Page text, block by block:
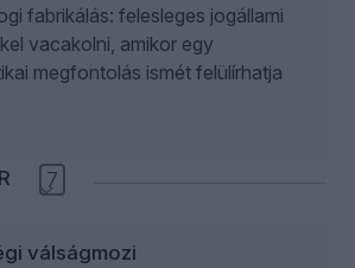
fabrikálás: felesleges jogállami
vacakolni, amikor egy
megfontolás ismét felülírhatja
7
válságmozi